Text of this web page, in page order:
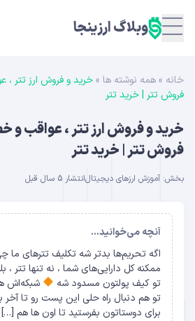
وبلاگ ارزینجا
خانه » همه نوشته ها » خرید و فروش ارز تتر ،
فروش تتر | خرید تتر
خرید و فروش ارز تتر ، عواقب و
فروش تتر | خرید تتر
بخش: آموزش ارزهای دیجیتالانتشار 5 سال قبل
آنچه می‌خوانید...
اگه تحریم‌ها بدتر شه تکلیف تترهای ما
ممکنه کل دارایی‌های شما ، نه تنها تتر ،
تو کیف پولتون مسدود شه
شبکه‌اش‌
تو هم دنبال راه حلی این پست رو تا آخر
برای دوستاتون بفرستید تا اون ها هم […]